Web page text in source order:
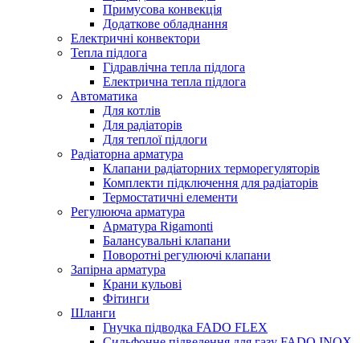
Примусова конвекція
Додаткове обладнання
Електричні конвектори
Тепла підлога
Гідравлічна тепла підлога
Електрична тепла підлога
Автоматика
Для котлів
Для радіаторів
Для теплої підлоги
Радіаторна арматура
Клапани радіаторних терморегуляторів
Комплекти підключення для радіаторів
Термостатичні елементи
Регулююча арматура
Арматура Rigamonti
Балансувальні клапани
Поворотні регулюючі клапани
Запірна арматура
Крани кульові
Фітинги
Шланги
Гнучка підводка FADO FLEX